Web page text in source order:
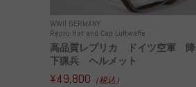
WWII GERMANY
Repro Hat and Cap Luftwaffe
高品質レプリカ ドイツ空軍 降
下猟兵 ヘルメット
¥49,800 （税込）